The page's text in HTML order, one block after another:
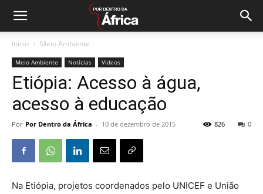
Início Meio Ambiente
Meio Ambiente Notícias Vídeos
Etiópia: Acesso à água,
acesso à educação
Por Por Dentro da África - 10 de dezembro de 2015 0
826
Na Etiópia, projetos coordenados pelo UNICEF e União